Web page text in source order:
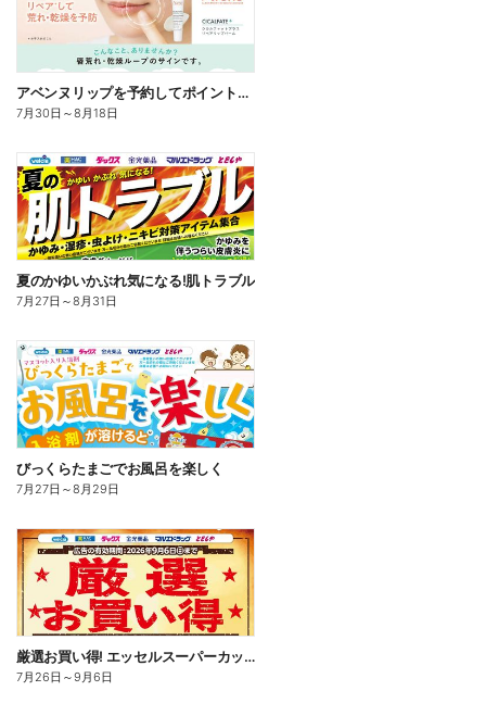
アベンヌリップを予約してポイントゲット!
7月30日 ～8月18日
夏のかゆいかぶれ気になる!肌トラブル
7月27日 ～8月31日
びっくらたまごでお風呂を楽しく
7月27日 ～8月29日
厳選お買い得! エッセルスーパーカップ
7月26日 ～9月6日